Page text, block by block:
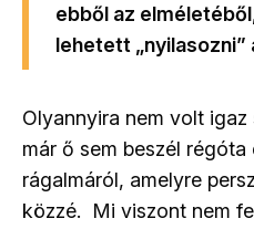
ebből az
lehetett „nyilasozni”
Olyannyira nem volt
már ő sem beszél
rágalmáról, amelyre
közzé. Mi viszont nem